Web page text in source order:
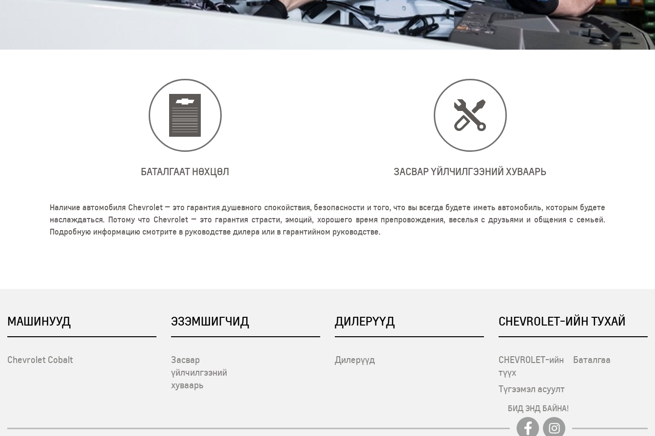
БАТАЛГААТ НӨХЦӨЛ ЗАСВАР ҮЙЛЧИЛГЭЭНИЙ ХУВААРЬ
Наличие автомобиля Chevrolet — это гарантия душевного спокойствия, безопасности и того, что вы всегда будете иметь автомобиль, которым будете
наслаждаться. Потому что Chevrolet — это гарантия страсти, эмоций, хорошего время препровождения, веселья с друзьями и общения с семьей.
Подробную информацию смотрите в руководстве дилера или в гарантийном руководстве.
МАШИНУУД
Chevrolet Cobalt
ЭЗЭМШИГЧИД
Засвар
үйлчилгээний
хуваарь
ДИЛЕРҮҮД
Дилерүүд
CHEVROLET-ИЙН ТУХАЙ
CHEVROLET-ийн
түүх
Баталгаа
Түгээмэл асуулт
БИД ЭНД БАЙНА!